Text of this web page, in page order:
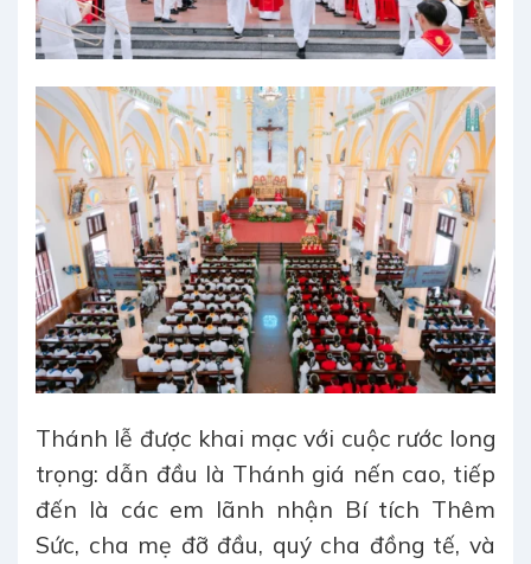
Thánh lễ được khai mạc với cuộc rước long
trọng: dẫn đầu là Thánh giá nến cao, tiếp
đến là các em lãnh nhận Bí tích Thêm
Sức, cha mẹ đỡ đầu, quý cha đồng tế, và